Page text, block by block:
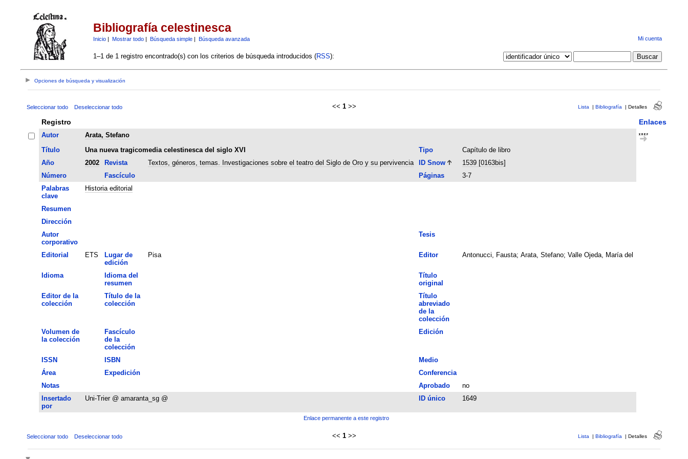
Bibliografía celestinesca
Inicio| Mostrar todo| Búsqueda simple| Búsqueda avanzada Mi cuenta
1–1 de 1 registro encontrado(s) con los criterios de búsqueda introducidos (RSS):
Opciones de búsqueda y visualización
Seleccionar todo Deseleccionar todo << 1 >> Lista | Bibliografía | Detalles
Registro Enlaces
Autor
Arata, Stefano
Título
Una nueva tragicomedia celestinesca del siglo XVI Tipo
Capítulo de libro
Año
2002 Revista Textos, géneros, temas. Investigaciones sobre el teatro del Siglo de Oro y su pervivencia ID Snow
1539 [0163bis]
Número
Fascículo Páginas
3-7
Palabras
clave
Historia editorial
Resumen
Dirección
Autor
corporativo
Tesis
Editorial ETS
Lugar de
edición
Pisa Editor Antonucci, Fausta; Arata, Stefano; Valle Ojeda, María del
Idioma
Idioma del
resumen
Título
original
Editor de la
colección
Título de la
colección
Título
abreviado
de la
colección
Volumen de
la colección
Fascículo
de la
colección
Edición
ISSN ISBN
Medio
Área
Expedición
Conferencia
Notas
Aprobado
no
Insertado
por
Uni-Trier @ amaranta_sg @ ID único 1649
Enlace permanente a este registro
Seleccionar todo Deseleccionar todo << 1 >> Lista | Bibliografía | Detalles